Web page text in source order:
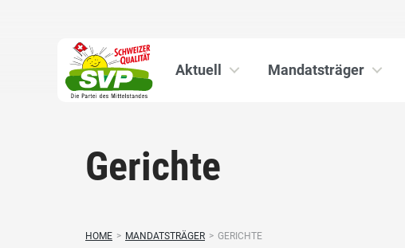
Aktuell Mandatsträger
Gerichte
HOME > MANDATSTRÄGER > GERICHTE